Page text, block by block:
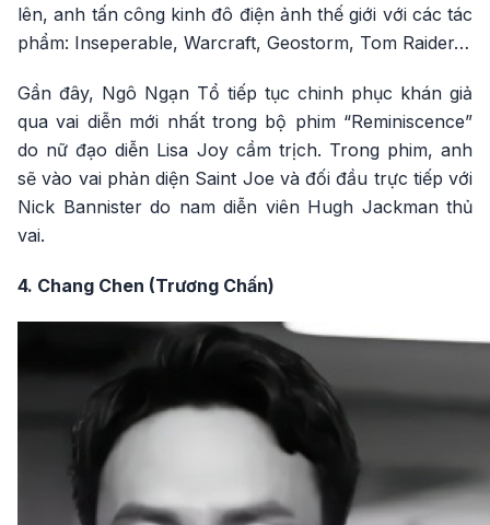
lên, anh tấn công kinh đô điện ảnh thế giới với các tác
phẩm: Inseperable, Warcraft, Geostorm, Tom Raider…
Gần đây, Ngô Ngạn Tổ tiếp tục chinh phục khán giả
qua vai diễn mới nhất trong bộ phim “Reminiscence”
do nữ đạo diễn Lisa Joy cầm trịch. Trong phim, anh
sẽ vào vai phản diện Saint Joe và đối đầu trực tiếp với
Nick Bannister do nam diễn viên Hugh Jackman thủ
vai.
4. Chang Chen (Trương Chấn)